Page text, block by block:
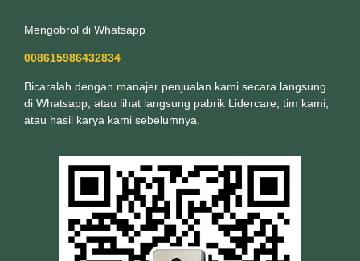
Mengobrol di Whatsapp
008615986432834
Bicaralah dengan manajer penjualan kami secara langsung
di Whatsapp, atau lihat langsung pabrik Lidercare, tim kami,
atau hasil karya kami sebelumnya.